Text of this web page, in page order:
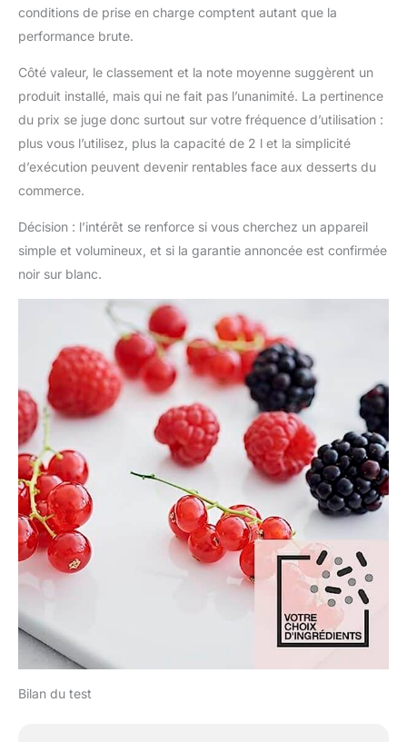
conditions de prise en charge comptent autant que la
performance brute.
Côté valeur, le classement et la note moyenne suggèrent un
produit installé, mais qui ne fait pas l’unanimité. La pertinence
du prix se juge donc surtout sur votre fréquence d’utilisation :
plus vous l’utilisez, plus la capacité de 2 l et la simplicité
d’exécution peuvent devenir rentables face aux desserts du
commerce.
Décision : l’intérêt se renforce si vous cherchez un appareil
simple et volumineux, et si la garantie annoncée est confirmée
noir sur blanc.
Bilan du test